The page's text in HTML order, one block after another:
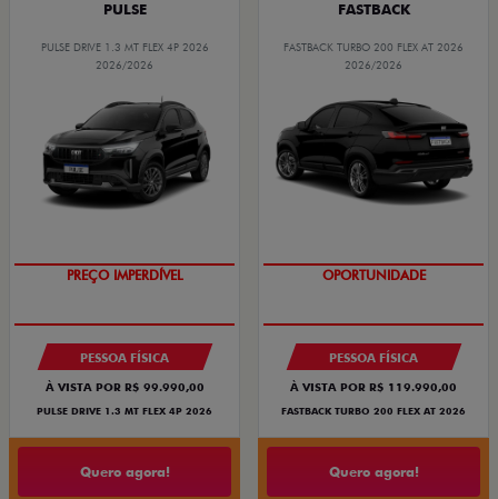
PULSE
PULSE DRIVE 1.3 MT FLEX 4P 2026
2026/2026
OPORTUNIDADE
PESSOA FÍSICA
À VISTA POR R$ 99.990,00
PULSE DRIVE 1.3 MT FLEX 4P 2026
Quero agora!
FASTBACK
FASTBACK TURBO 200 FLEX AT 2026
2026/2026
OPORTUNIDADE
PESSOA FÍSICA
À VISTA POR R$ 119.990,00
FASTBACK TURBO 200 FLEX AT 2026
Quero agora!